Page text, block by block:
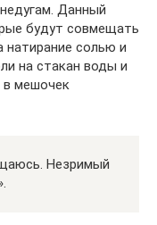
Данный
будут совмещать
солью и
на стакан воды и
в мешочек
Незримый